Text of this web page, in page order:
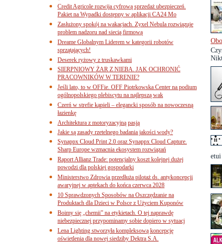
Credit Agricole rozwija cyfrową sprzedaż ubezpieczeń.
Pakiet na Wypadki dostępny w aplikacji CA24 Mo
Zasłużony spokój na wakacjach. Zyxel Nebula rozwiązuje
problem nadzoru nad siecią firmową
Dreame Globalnym Liderem w kategorii robotów
sprzątających!
Deserek ryżowy z truskawkami
SIERPNIOWY ŻAR Z NIEBA. JAK OCHRONIĆ
PRACOWNIKÓW W TERENIE?
Jeśli lato, to w OFFie. OFF Piotrkowska Center na podium
ogólnopolskiego plebiscytu na najlepszą wak
Czerń w strefie kąpieli – elegancki sposób na nowoczesną
łazienkę
Architektura z motoryzacyjną pasją
Jakie są zasady rzetelnego badania jakości wody?
Synappx Cloud Print 2.0 oraz Synappx Cloud Capture.
Sharp Europe wzmacnia ekosystem rozwiązań
Raport Allianz Trade: potencjalny koszt kolejnej dużej
powodzi dla polskiej gospodarki
Ministerstwo Zdrowia przedłuża pilotaż ds. antykoncepcji
awaryjnej w aptekach do końca czerwca 2028
10 Sprawdzonych Sposobów na Oszczędzanie na
Produktach dla Dzieci w Polsce z Użyciem Kuponów
Boimy się „chemii” na etykietach. O tej naprawdę
niebezpiecznej przypominamy sobie dopiero w sytuacj
Lena Lighting stworzyła kompleksową koncepcję
oświetlenia dla nowej siedziby Dektra S.A.